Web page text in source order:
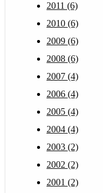
2011 (6)
2010 (6)
2009 (6)
2008 (6)
2007 (4)
2006 (4)
2005 (4)
2004 (4)
2003 (2)
2002 (2)
2001 (2)